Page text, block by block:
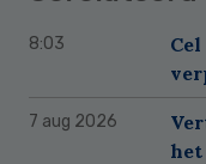
8:03
7 aug 2026
het